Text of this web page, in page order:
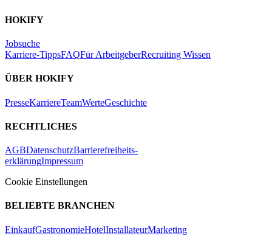
HOKIFY
Jobsuche
Karriere-TippsFAQFür ArbeitgeberRecruiting Wissen
ÜBER HOKIFY
PresseKarriereTeamWerteGeschichte
RECHTLICHES
AGBDatenschutzBarrierefreiheits-
erklärungImpressum
Cookie Einstellungen
BELIEBTE BRANCHEN
EinkaufGastronomieHotelInstallateurMarketing